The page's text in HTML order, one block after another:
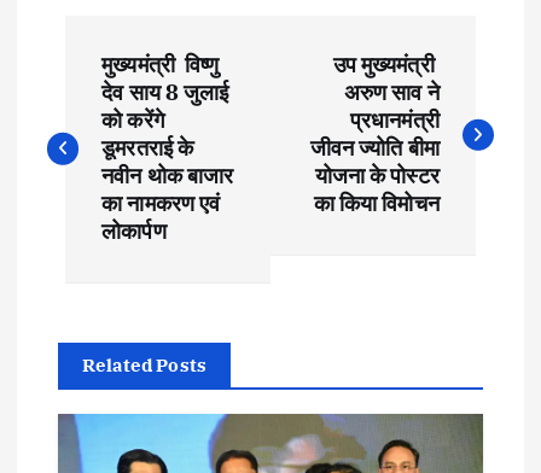
s
a
v
मुख्यमंत्री विष्णु
देव साय 8 जुलाई
को करेंगे
डूमरतराई के
नवीन थोक बाजार
का नामकरण एवं
लोकार्पण
उप मुख्यमंत्री
अरुण साव ने
प्रधानमंत्री
जीवन ज्योति बीमा
योजना के पोस्टर
का किया विमोचन
Related Posts